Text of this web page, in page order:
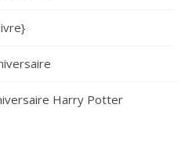
Harry Potter